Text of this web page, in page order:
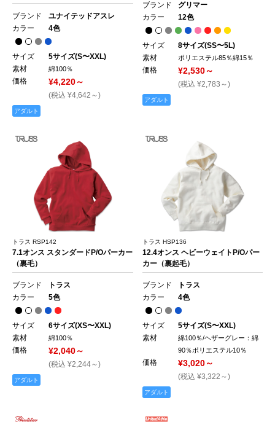
ブランド
ユナイテッドアスレ
カラー
4色
サイズ
5サイズ(S〜XXL)
素材
綿100％
価格 ¥4,220～
(税込 ¥4,642～)
アダルト
ブランド
グリマー
カラー
12色
サイズ
8サイズ(SS〜5L)
素材
ポリエステル85％綿15％
価格 ¥2,530～
(税込 ¥2,783～)
アダルト
トラス RSP142
7.1オンス スタンダードP/Oパーカー
（裏毛）
ブランド
トラス
カラー
5色
サイズ
6サイズ(XS〜XXL)
素材
綿100％
価格 ¥2,040～
(税込 ¥2,244～)
アダルト
トラス HSP136
12.4オンス ヘビーウェイトP/Oパー
カー（裏起毛）
ブランド
トラス
カラー
4色
サイズ
5サイズ(S〜XXL)
素材
綿100％/ヘザーグレー：綿
90％ポリエステル10％
価格 ¥3,020～
(税込 ¥3,322～)
アダルト